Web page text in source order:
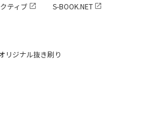
ティブ S-BOOK.NET
リジナル抜き刷り